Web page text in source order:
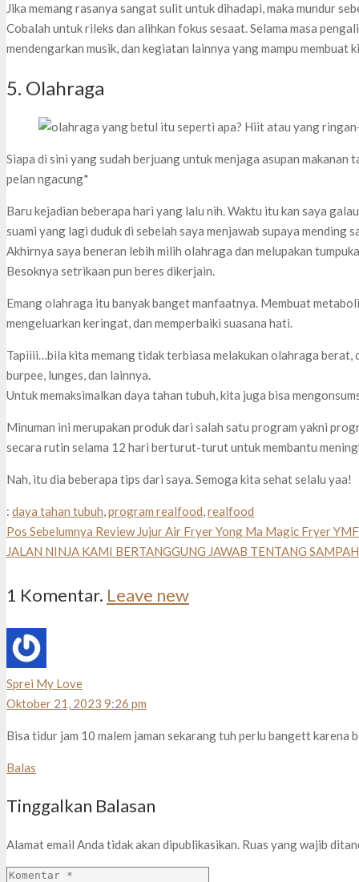
Jika memang rasanya sangat sulit untuk dihadapi, maka mundur
Cobalah untuk rileks dan alihkan fokus sesaat. Selama masa
mendengarkan musik, dan kegiatan lainnya yang mampu membuat
5. Olahraga
Siapa di sini yang sudah berjuang untuk menjaga asupan
pelan ngacung*
Baru kejadian beberapa hari yang lalu nih. Waktu itu kan saya
suami yang lagi duduk di sebelah saya menjawab supaya mending
Akhirnya saya beneran lebih milih olahraga dan melupakan
Besoknya setrikaan pun beres dikerjain.
Emang olahraga itu banyak banget manfaatnya. Membuat
mengeluarkan keringat, dan memperbaiki suasana hati.
Tapiiii…bila kita memang tidak terbiasa melakukan olahraga
burpee, lunges, dan lainnya.
Untuk memaksimalkan daya tahan tubuh, kita juga bisa
Minuman ini merupakan produk dari salah satu program yakni
secara rutin selama 12 hari berturut-turut untuk membantu
Nah, itu dia beberapa tips dari saya. Semoga kita sehat selalu yaa!
: daya tahan tubuh,program realfood,realfood
Pos Sebelumnya Review Jujur Air Fryer Yong Ma Magic Fryer
JALAN NINJA KAMI BERTANGGUNG JAWAB TENTANG SAMPAH
1 Komentar. Leave new
Sprei My Love
Oktober 21, 2023 9:26 pm
Bisa tidur jam 10 malem jaman sekarang tuh perlu bangett karena
Balas
Tinggalkan Balasan
Alamat email Anda tidak akan dipublikasikan. Ruas yang wajib